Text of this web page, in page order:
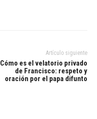
Artículo siguiente
Cómo es el velatorio privado
de Francisco: respeto y
oración por el papa difunto